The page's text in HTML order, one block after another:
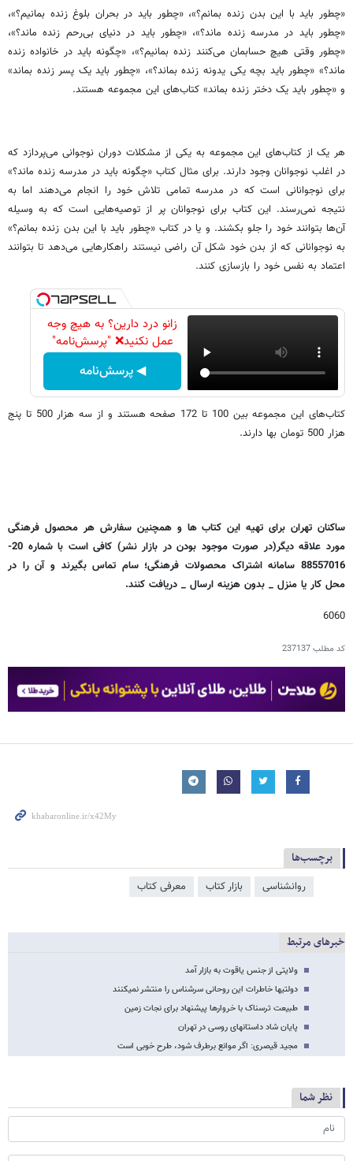
«چطور باید با این بدن زنده بمانم؟»، ‌«چطور باید در بحران بلوغ زنده بمانیم؟»،
«چطور باید در مدرسه زنده ماند؟»، «چطور باید در دنیای بی‌رحم زنده ماند؟»،
‏‫«چطور وقتی هیچ حسابمان می‌کنند زنده بمانیم؟»، «چگونه باید در خانواده زنده
ماند؟» «چطور باید بچه یکی یدونه زنده بماند؟»، «‏‫‏‫چطور باید یک پسر زنده بماند»
و «‏‫چطور باید یک دختر زنده بماند» کتاب‌های این مجموعه هستند.
هر یک از کتاب‌های این مجموعه به یکی از مشکلات دوران نوجوانی می‌پردازد که
در اغلب نوجوانان وجود دارند. برای مثال کتاب «چگونه باید در مدرسه زنده ماند؟»
برای نوجوانانی است که در مدرسه تمامی تلاش خود را انجام می‌دهند اما به
نتیجه نمی‌رسند. این کتاب برای نوجوانان پر از توصیه‌هایی است که به وسیله‌
آن‌ها بتوانند خود را جلو بکشند. و یا در کتاب «چطور باید با این بدن زنده بمانم؟»
به نوجوانانی که از بدن خود شکل آن راضی نیستند راهکار‌هایی می‌دهد تا بتوانند
اعتماد به نفس خود را بازسازی کنند.
زانو درد دارین؟ به هیچ وجه
عمل نکنید❌ "پرسش‌نامه"
◀ پرسش‌نامه
کتاب‌های این مجموعه بین 100 تا 172 صفحه هستند و از سه هزار 500 تا پنج
هزار 500 تومان بها دارند.
ساکنان تهران برای تهیه این کتاب ها و همچنین سفارش هر محصول فرهنگی
مورد علاقه دیگر(در صورت موجود بودن در بازار نشر) کافی است با شماره 20-
88557016 سامانه اشتراک محصولات فرهنگی؛ سام تماس بگیرند و آن را در
محل کار یا منزل _ بدون هزینه ارسال _ دریافت کنند.
6060
کد مطلب237137
برچسب‌ها
روانشناسی بازار کتاب معرفی کتاب
خبرهای مرتبط
ولایتی از جنس یاقوت به بازار آمد
دولتی​ها خاطرات این روحانی سرشناس را منتشر نمی​کنند
طبیعت ترسناک با خروارها پیشنهاد برای نجات زمین
پایان شاد داستان​های روسی در تهران
مجید قیصری: اگر موانع برطرف شود، طرح خوبی است
نظر شما